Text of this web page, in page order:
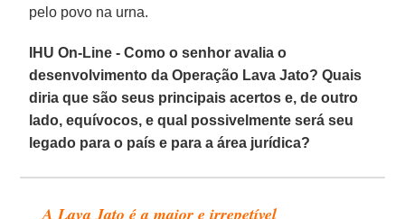
pelo povo na urna.
IHU On-Line - Como o senhor avalia o
desenvolvimento da Operação Lava Jato? Quais
diria que são seus principais acertos e, de outro
lado, equívocos, e qual possivelmente será seu
legado para o país e para a área jurídica?
A Lava Jato é a maior e irrepetível